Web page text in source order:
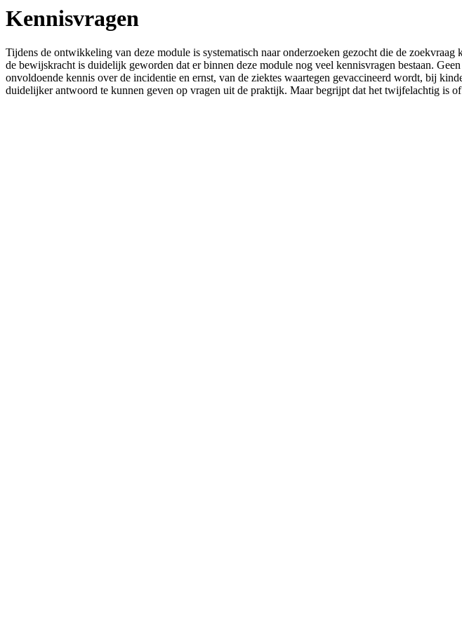
Kennisvragen
Tijdens de ontwikkeling van deze module is systematisch naar onderzoeken gezocht die de
de bewijskracht is duidelijk geworden dat er binnen deze module nog veel kennisvragen bestaan.
onvoldoende kennis over de incidentie en ernst, van de ziektes waartegen gevaccineerd wordt, bij
duidelijker antwoord te kunnen geven op vragen uit de praktijk. Maar begrijpt dat het twijfelachtig is